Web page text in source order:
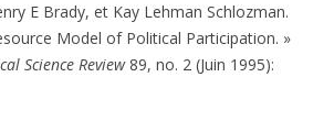
E Brady, et Kay Lehman Schlozman.
Model of Political Participation. »
Science Review89, no. 2 (Juin 1995):